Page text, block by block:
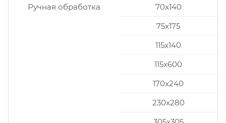
Ручная обработка
70x140
75x175
115x140
115x600
170x240
230x280